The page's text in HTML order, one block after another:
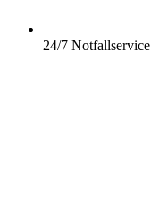
24/7 Notfallservice